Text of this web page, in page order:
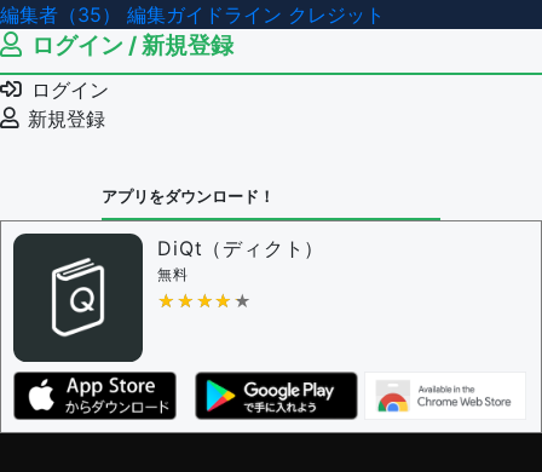
編集者（35） 編集ガイドライン クレジット
ログイン / 新規登録
ログイン
新規登録
アプリをダウンロード！
DiQt（ディクト）
無料
★★★★★
★★★★★